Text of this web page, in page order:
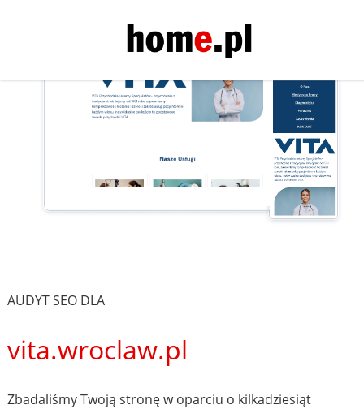
AUDYT SEO DLA
vita.wroclaw.pl
Zbadaliśmy Twoją stronę w oparciu o kilkadziesiąt